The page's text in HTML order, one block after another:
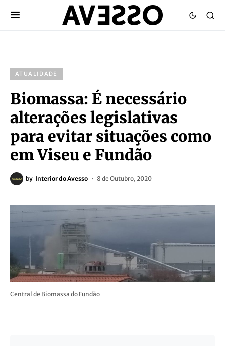
ATUALIDADE
Biomassa: É necessário
alterações legislativas
para evitar situações como
em Viseu e Fundão
by Interior do Avesso 8 de Outubro, 2020
Central de Biomassa do Fundão